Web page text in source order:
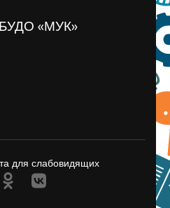
«МУК»
для слабовидящих